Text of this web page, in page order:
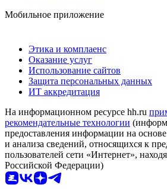
Мобильное приложение
Этика и комплаенс
Оказание услуг
Использование сайтов
Защита персональных данных
ИТ аккредитация
На информационном ресурсе hh.ru
рекомендательные технологии
предоставления информации на
и анализа сведений, относящихся к
пользователей сети «Интернет»,
Российской Федерации)